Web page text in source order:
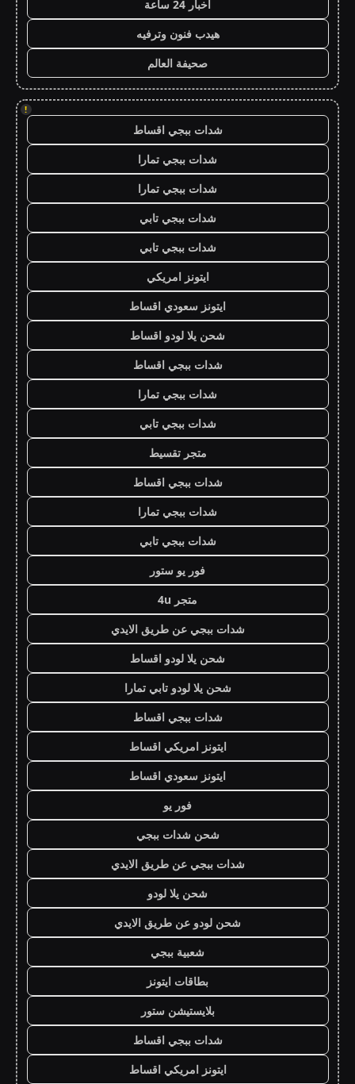
اخبار 24 ساعة
هيدب فنون وترفيه
صحيفة العالم
!
شدات ببجي اقساط
شدات ببجي تمارا
شدات ببجي تمارا
شدات ببجي تابي
شدات ببجي تابي
ايتونز امريكي
ايتونز سعودي اقساط
شحن يلا لودو اقساط
شدات ببجي اقساط
شدات ببجي تمارا
شدات ببجي تابي
متجر تقسيط
شدات ببجي اقساط
شدات ببجي تمارا
شدات ببجي تابي
فور يو ستور
متجر 4u
شدات ببجي عن طريق الايدي
شحن يلا لودو اقساط
شحن يلا لودو تابي تمارا
شدات ببجي اقساط
ايتونز امريكي اقساط
ايتونز سعودي اقساط
فور يو
شحن شدات ببجي
شدات ببجي عن طريق الايدي
شحن يلا لودو
شحن لودو عن طريق الايدي
شعبية ببجي
بطاقات ايتونز
بلايستيشن ستور
شدات ببجي اقساط
ايتونز امريكي اقساط